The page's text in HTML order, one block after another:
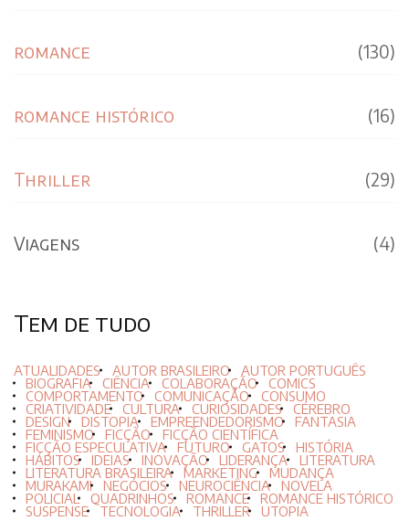
romance (130)
romance histórico (16)
Thriller (29)
Viagens (4)
Tem de tudo
ATUALIDADES AUTOR BRASILEIRO AUTOR PORTUGUÊS
BIOGRAFIA CIÊNCIA COLABORAÇÃO COMICS
COMPORTAMENTO COMUNICAÇÃO CONSUMO
CRIATIVIDADE CULTURA CURIOSIDADES CÉREBRO
DESIGN DISTOPIA EMPREENDEDORISMO FANTASIA
FEMINISMO FICÇÃO FICÇÃO CIENTÍFICA
FICÇÃO ESPECULATIVA FUTURO GATOS HISTÓRIA
HÁBITOS IDEIAS INOVAÇÃO LIDERANÇA LITERATURA
LITERATURA BRASILEIRA MARKETING MUDANÇA
MURAKAMI NEGÓCIOS NEUROCIÊNCIA NOVELA
POLICIAL QUADRINHOS ROMANCE ROMANCE HISTÓRICO
SUSPENSE TECNOLOGIA THRILLER UTOPIA